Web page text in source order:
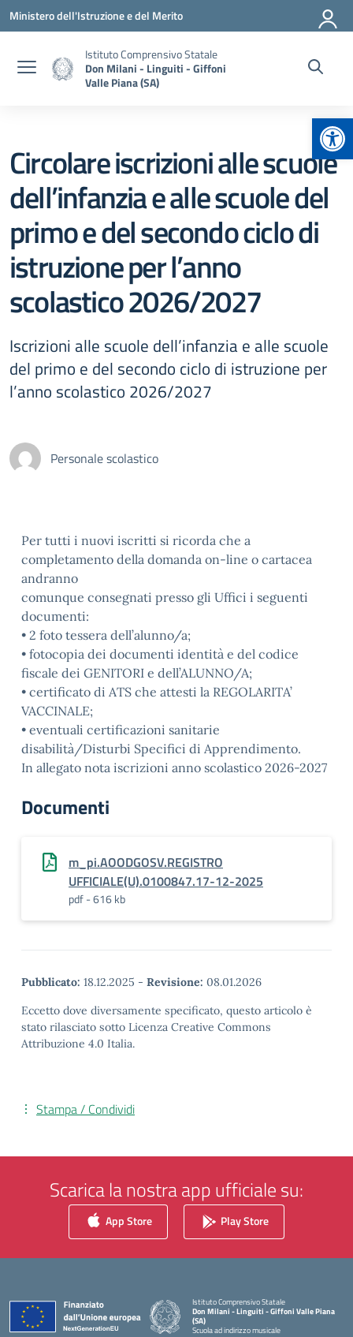
Vai ai contenuti
Vai al menu di navigazione
Vai al footer
Ministero dell'Istruzione e del Merito
Istituto Comprensivo Statale
Don Milani - Linguiti - Giffoni
Valle Piana (SA)
Circolare iscrizioni alle scuole
dell’infanzia e alle scuole del
primo e del secondo ciclo di
istruzione per l’anno
scolastico 2026/2027
Iscrizioni alle scuole dell’infanzia e alle scuole
del primo e del secondo ciclo di istruzione per
l’anno scolastico 2026/2027
Personale scolastico
Per tutti i nuovi iscritti si ricorda che a
completamento della domanda on-line o cartacea
andranno
comunque consegnati presso gli Uffici i seguenti
documenti:
• 2 foto tessera dell’alunno/a;
• fotocopia dei documenti identità e del codice
fiscale dei GENITORI e dell’ALUNNO/A;
• certificato di ATS che attesti la REGOLARITA’
VACCINALE;
• eventuali certificazioni sanitarie
disabilità/Disturbi Specifici di Apprendimento.
In allegato nota iscrizioni anno scolastico 2026-2027
Documenti
m_pi.AOODGOSV.REGISTRO
UFFICIALE(U).0100847.17-12-2025
pdf - 616 kb
Pubblicato: 18.12.2025 - Revisione: 08.01.2026
Eccetto dove diversamente specificato, questo articolo è
stato rilasciato sotto Licenza Creative Commons
Attribuzione 4.0 Italia.
Stampa / Condividi
Scarica la nostra app ufficiale su:
App Store Play Store
Istituto Comprensivo Statale
Don Milani - Linguiti - Giffoni Valle Piana
(SA)
Scuola ad indirizzo musicale